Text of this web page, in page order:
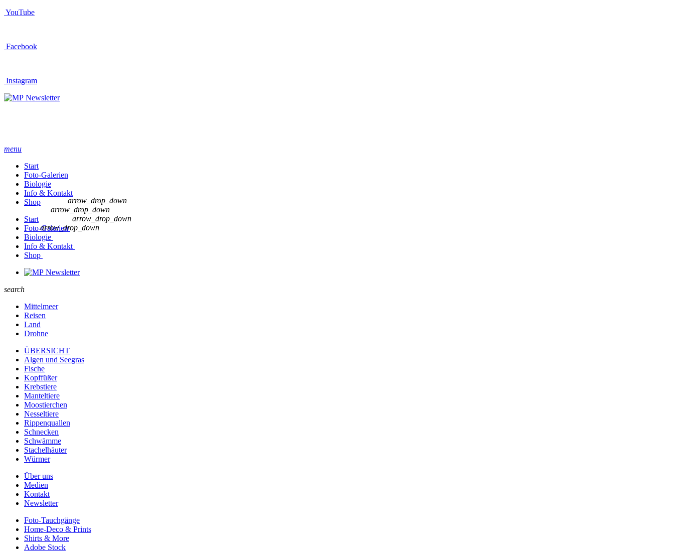
YouTube
Facebook
Instagram
Newsletter
menu
Start
Foto-Galerien
Biologie
Info & Kontakt
Shop
Start
Foto-Galerien
arrow_drop_down
Biologie
arrow_drop_down
Info & Kontakt
arrow_drop_down
Shop
arrow_drop_down
Newsletter
search
Mittelmeer
Reisen
Land
Drohne
ÜBERSICHT
Algen und Seegras
Fische
Kopffüßer
Krebstiere
Manteltiere
Moostierchen
Nesseltiere
Rippenquallen
Schnecken
Schwämme
Stachelhäuter
Würmer
Über uns
Medien
Kontakt
Newsletter
Foto-Tauchgänge
Home-Deco & Prints
Shirts & More
Adobe Stock